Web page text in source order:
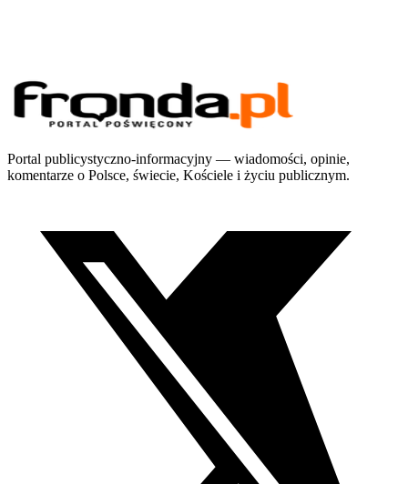
Portal publicystyczno-informacyjny — wiadomości, opinie,
komentarze o Polsce, świecie, Kościele i życiu publicznym.